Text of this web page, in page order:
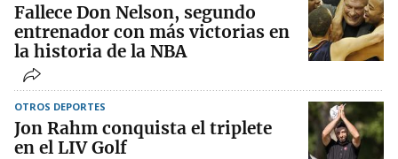
Fallece Don Nelson, segundo
entrenador con más victorias en
la historia de la NBA
OTROS DEPORTES
Jon Rahm conquista el triplete
en el LIV Golf